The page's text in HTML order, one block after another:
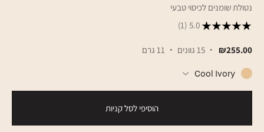
נטולת שומנים לכיסוי טבעי
5.0
(1)
₪255.00 15 גוונים 11 גרם
Cool Ivory
הוסיפי לסל קניות